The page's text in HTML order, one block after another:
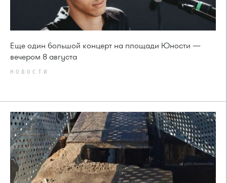
Еще один большой концерт на площади Юности —
вечером 8 августа
НОВОСТИ